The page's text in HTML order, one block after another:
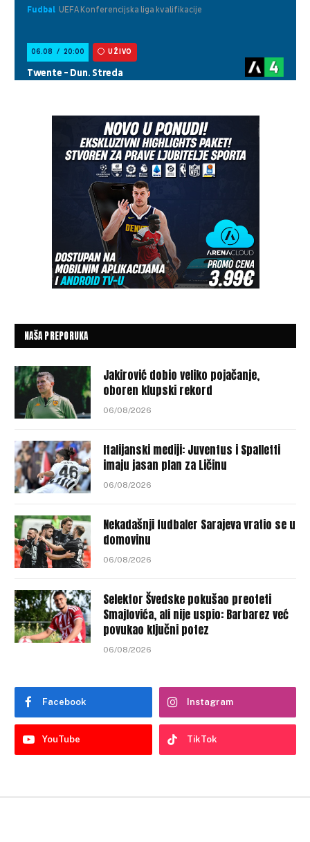
NAŠA PREPORUKA
Jakirović dobio veliko pojačanje,
oboren klupski rekord
06/08/2026
Italijanski mediji: Juventus i Spalletti
imaju jasan plan za Ličinu
06/08/2026
Nekadašnji fudbaler Sarajeva vratio se u
domovinu
06/08/2026
Selektor Švedske pokušao preoteti
Smajlovića, ali nije uspio: Barbarez već
povukao ključni potez
06/08/2026
Facebook Instagram
YouTube TikTok